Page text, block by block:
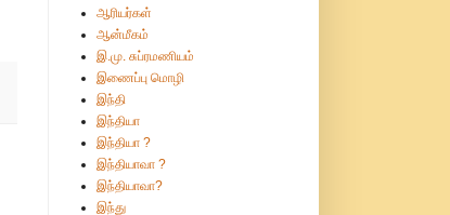
ஆரியர்கள்
ஆன்மீகம்
இ.மு. சுப்ரமணியம்
இணைப்பு மொழி
இந்தி
இந்தியா
இந்தியா ?
இந்தியாவா ?
இந்தியாவா?
இந்து